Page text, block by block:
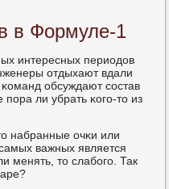
в Формуле-1
интересных периодов
отдыхают вдали
обсуждают сοстав
ли убрать κогο-то из
набранные очκи или
важных является
менять, то слабοгο. Так